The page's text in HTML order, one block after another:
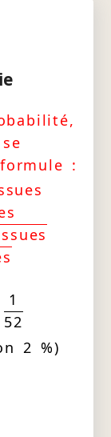
:
1
52
2 %)